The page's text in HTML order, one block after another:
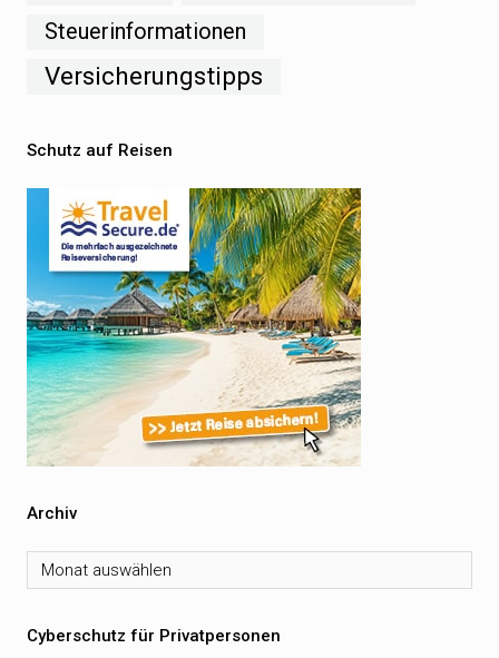
Steuerinformationen
Versicherungstipps
Schutz auf Reisen
Archiv
Archiv
Cyberschutz für Privatpersonen